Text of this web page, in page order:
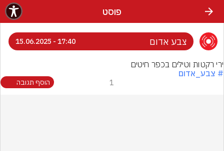
פוסט
צבע אדום 17:40 - 15.06.2025
ירי רקטות וטילים בכפר חיטים
# צבע_אדום
1 הוסף תגובה